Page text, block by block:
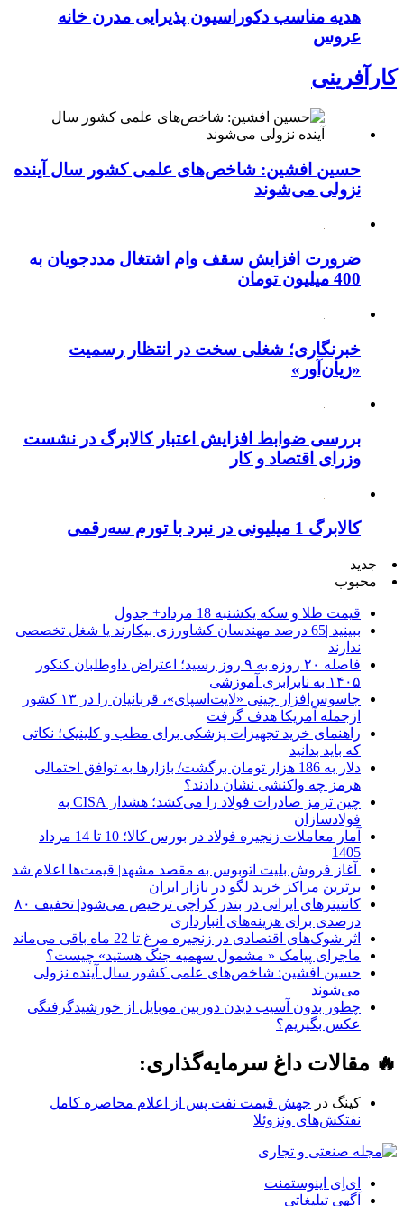
هدیه مناسب دکوراسیون پذیرایی مدرن خانه
عروس
کارآفرینی
حسین افشین: شاخص‌های علمی کشور سال آینده
نزولی می‌شوند
ضرورت افزایش سقف وام اشتغال مددجویان به
400 میلیون تومان
خبرنگاری؛ شغلی سخت در انتظار رسمیت
«زیان‌آور»
بررسی ضوابط افزایش اعتبار کالابرگ در نشست
وزرای اقتصاد و کار
کالابرگ 1 میلیونی در نبرد با تورم سه‌رقمی
جدید
محبوب
قیمت طلا و سکه یکشنبه 18 مرداد+ جدول
ببینید |65 درصد مهندسان کشاورزی بیکارند یا شغل تخصصی
ندارند
فاصله ۲۰ روزه به ۹ روز رسید؛ اعتراض داوطلبان کنکور
۱۴۰۵ به نابرابری آموزشی
جاسوس‌افزار چینی «لایت‌اسپای»، قربانیان را در ۱۳ کشور
ازجمله آمریکا هدف گرفت
راهنمای خرید تجهیزات پزشکی برای مطب و کلینیک؛ نکاتی
که باید بدانید
دلار به 186 هزار تومان برگشت/ بازارها به توافق احتمالی
هرمز چه واکنشی نشان دادند؟
چین ترمز صادرات فولاد را می‌کشد؛ هشدار CISA به
فولادسازان
آمار معاملات زنجیره فولاد در بورس کالا؛ 10 تا 14 مرداد
1405
آغاز فروش بلیت اتوبوس به مقصد مشهد| قیمت‌ها اعلام شد
برترین مراکز خرید لگو در بازار ایران
کانتینرهای ایرانی در بندر کراچی ترخیص می‌شود| تخفیف ۸۰
درصدی برای هزینه‌های انبارداری
اثر شوک‌های اقتصادی در زنجیره مرغ تا 22 ماه باقی می‌ماند
ماجرای پیامک « مشمول سهمیه جنگ هستید» چیست؟
حسین افشین: شاخص‌های علمی کشور سال آینده نزولی
می‌شوند
چطور بدون آسیب دیدن دوربین موبایل از خورشیدگرفتگی
عکس بگیریم؟
🔥 مقالات داغ سرمایه‌گذاری:
کینگ در جهش قیمت نفت پس از اعلام محاصره کامل
نفتکش‌های ونزوئلا
ای‌اِی اینوستمنت
آگهی تبلیغاتی